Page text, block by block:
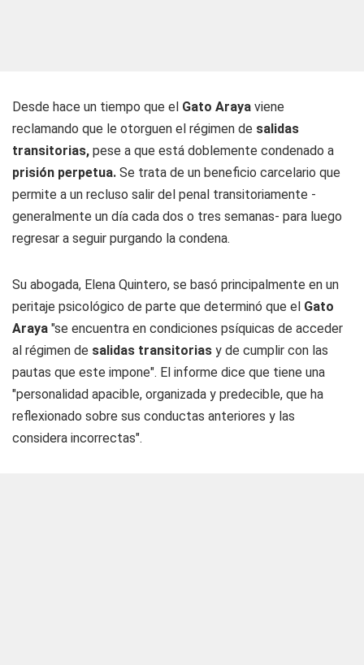
Desde hace un tiempo que el Gato Araya viene
reclamando que le otorguen el régimen de salidas
transitorias, pese a que está doblemente condenado a
prisión perpetua. Se trata de un beneficio carcelario que
permite a un recluso salir del penal transitoriamente -
generalmente un día cada dos o tres semanas- para luego
regresar a seguir purgando la condena.
Su abogada, Elena Quintero, se basó principalmente en un
peritaje psicológico de parte que determinó que el Gato
Araya "se encuentra en condiciones psíquicas de acceder
al régimen de salidas transitorias y de cumplir con las
pautas que este impone". El informe dice que tiene una
"personalidad apacible, organizada y predecible, que ha
reflexionado sobre sus conductas anteriores y las
considera incorrectas".